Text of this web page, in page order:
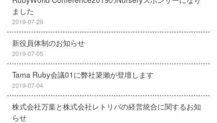
ました
2019-07-29
新役員体制のお知らせ
2019-07-05
Tama Ruby会議01に弊社簗瀨が登壇します
2019-07-04
株式会社万葉と株式会社レトリバの経営統合に関するお知
らせ